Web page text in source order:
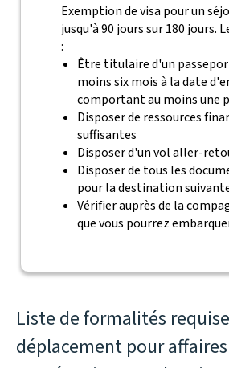
Exemption de visa pour un
jusqu'à 90 jours sur 180 jours.
:
Être titulaire d'un
moins six mois à la date
comportant au moins une
Disposer de ressources
suffisantes
Disposer d'un vol aller-
Disposer de tous les
pour la destination
Vérifier auprès de la
que vous pourrez
Liste de formalités
déplacement pour